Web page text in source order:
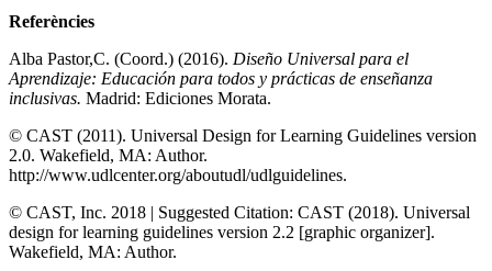
Referències
Alba Pastor,C. (Coord.) (2016). Diseño Universal para el
Aprendizaje: Educación para todos y prácticas de enseñanza
inclusivas. Madrid: Ediciones Morata.
© CAST (2011). Universal Design for Learning Guidelines version
2.0. Wakefield, MA: Author.
http://www.udlcenter.org/aboutudl/udlguidelines.
© CAST, Inc. 2018 | Suggested Citation: CAST (2018). Universal
design for learning guidelines version 2.2 [graphic organizer].
Wakefield, MA: Author.